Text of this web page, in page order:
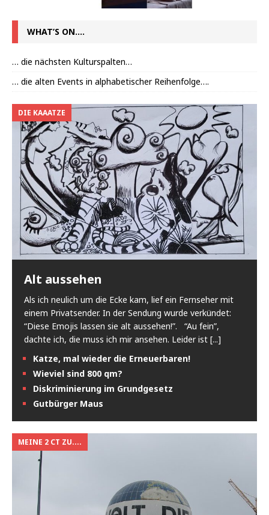
WHAT’S ON….
… die nächsten Kulturspalten…
… die alten Events in alphabetischer Reihenfolge….
DIE KAAATZE
Alt aussehen
Als ich neulich um die Ecke kam, lief ein Fernseher mit
einem Privatsender. In der Sendung wurde verkündet:
“Diese Emojis lassen sie alt aussehen!”. “Au fein”,
dachte ich, die muss ich mir ansehen. Leider ist [...]
Katze, mal wieder die Erneuerbaren!
Wieviel sind 800 qm?
Diskriminierung im Grundgesetz
Gutbürger Maus
MEINE 2 CT ZU....